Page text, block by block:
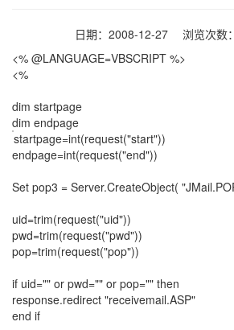
日期：2008-12-27 浏览次数
<% @LANGUAGE=VBSCRIPT %>
<%
dim startpage
dim endpage
startpage=int(request("start"))
endpage=int(request("end"))
Set pop3 = Server.CreateObject(
uid=trim(request("uid"))
pwd=trim(request("pwd"))
pop=trim(request("pop"))
if uid="" or pwd="" or pop="" then
response.redirect "receivemail.ASP"
end if